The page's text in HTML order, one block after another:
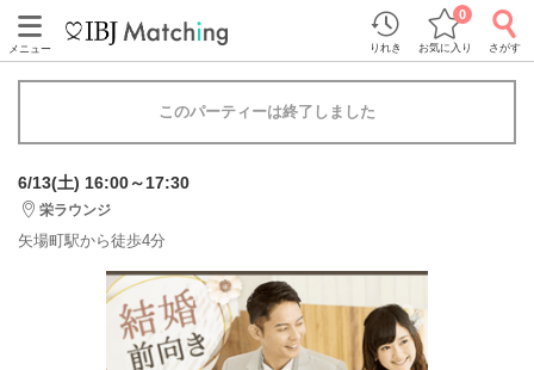
メニュー りれき お気に入り
0
さがす
このパーティーは終了しました
6/13(土) 16:00～17:30
栄ラウンジ
矢場町駅から徒歩4分